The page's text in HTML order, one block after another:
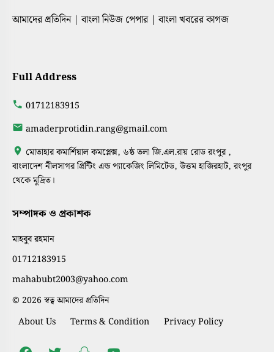
আমাদের প্রতিদিন | বাংলা নিউজ পেপার | বাংলা খবরের কাগজ
Full Address
01712183915
amaderprotidin.rang@gmail.com
মোতাহার কমার্শিয়াল কমপ্লেক্স, ৬ষ্ঠ তলা জি.এল.রায় রোড রংপুর ,
বাংলাদেশ নীলসাগর প্রিন্টিং এন্ড প্যাকেজিং লিমিটেড, উত্তম হাজিরহাট, রংপুর
থেকে মুদ্রিত।
সম্পাদক ও প্রকাশক
মাহবুব রহমান
01712183915
mahabubt2003@yahoo.com
© 2026 স্বত্ব আমাদের প্রতিদিন
About Us Terms & Condition Privacy Policy